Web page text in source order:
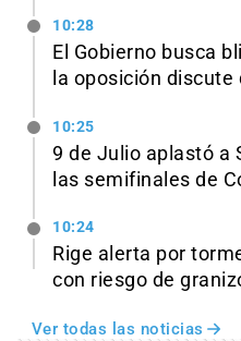
10:28
El Gobierno busca
la oposición
10:25
9 de Julio aplastó a
las semifinales de
10:24
Rige alerta por
con riesgo de
Ver todas las noticias